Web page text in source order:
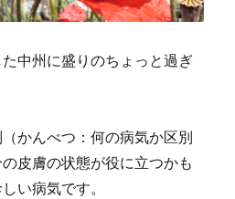
中州に盛りのちょっと過ぎ
かんべつ：何の病気か区別
皮膚の状態が役に立つかも
い病気です。